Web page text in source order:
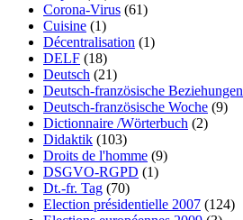
Corona-Virus (61)
Cuisine (1)
Décentralisation (1)
DELF (18)
Deutsch (21)
Deutsch-französische Beziehungen
Deutsch-französische Woche (9)
Dictionnaire /Wörterbuch (2)
Didaktik (103)
Droits de l'homme (9)
DSGVO-RGPD (1)
Dt.-fr. Tag (70)
Election présidentielle 2007 (124)